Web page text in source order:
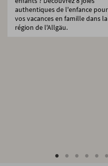
authentiques de l'enfance pour
vos vacances en famille dans la
région de l'Allgäu.